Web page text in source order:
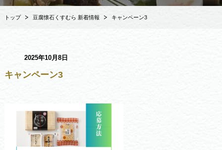
トップ 豆腐懐石くすむら 新着情報 キャンペーン3
2025年10月8日
キャンペーン3